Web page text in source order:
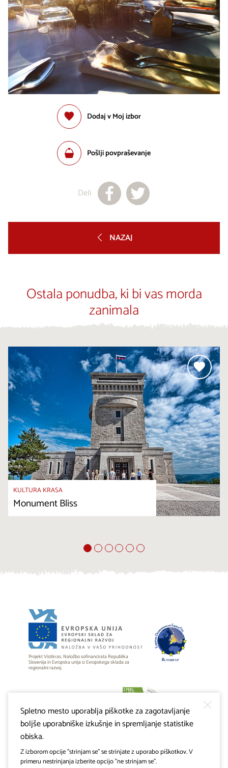
Dodaj v Moj izbor
Pošlji povpraševanje
Deli
NAZAJ
Ostala ponudba, ki bi vas morda
zanimala
KULTURA KRASA
Monument Bliss
Projekt Visitkras. Naložbo sofinancirata Republika
Slovenija in Evropska unija iz Evropskega sklada za
regionalni razvoj.
Spletno mesto uporablja piškotke za zagotavljanje
boljše uporabniške izkušnje in spremljanje statistike
obiska.
Z izborom opcije "strinjam se" se strinjate z uporabo piškotkov. V
primeru nestrinjanja izberite opcijo "ne strinjam se".